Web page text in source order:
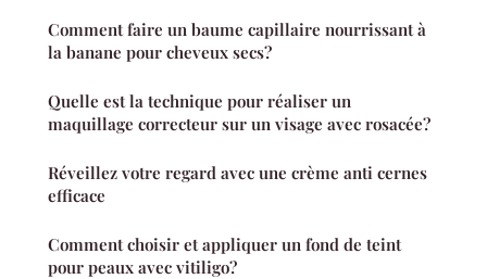
Comment faire un baume capillaire nourrissant à
la banane pour cheveux secs?
Quelle est la technique pour réaliser un
maquillage correcteur sur un visage avec rosacée?
Réveillez votre regard avec une crème anti cernes
efficace
Comment choisir et appliquer un fond de teint
pour peaux avec vitiligo?